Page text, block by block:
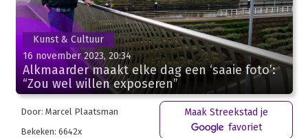
Kunst & Cultuur
16 november 2023, 20:34
Alkmaarder maakt elke dag een ‘saaie foto’:
“Zou wel willen exposeren”
Door: Marcel Plaatsman
Bekeken: 6642x
Maak Streekstad je
favoriet